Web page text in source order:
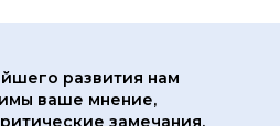
давления. Серия GX
для применения в
системах
развития нам
ваше мнение,
замечания.